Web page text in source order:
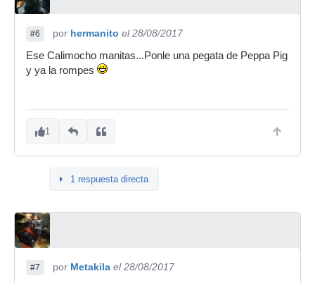
#6 por hermanito el 28/08/2017
Ese Calimocho manitas...Ponle una pegata de Peppa Pig
y ya la rompes
1
1 respuesta directa
#7 por Metakila el 28/08/2017